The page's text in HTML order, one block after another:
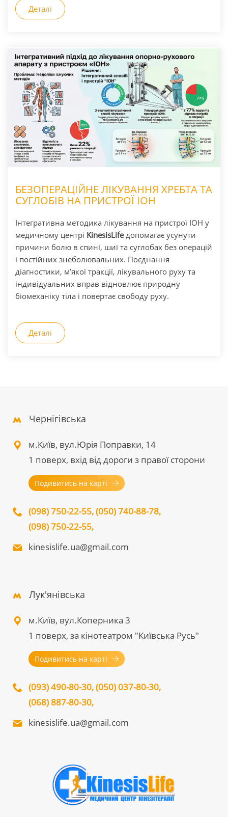
Деталі
БЕЗОПЕРАЦІЙНЕ ЛІКУВАННЯ ХРЕБТА ТА
СУГЛОБІВ НА ПРИСТРОЇ ІОН
Інтегративна методика лікування на пристрої ІОН у
медичному центрі KinesisLifeдопомагає усунути
причини болю в спині, шиї та суглобах без операцій
і постійних знеболювальних. Поєднання
діагностики, м’якої тракції, лікувального руху та
індивідуальних вправ відновлює природну
біомеханіку тіла і повертає свободу руху.
Деталі
Чернігівська
м.Київ, вул.Юрія Поправки, 14
1 поверх, вхід від дороги з правої сторони
Подивитись на карті
(098) 750-22-55,(050) 740-88-78,
(098) 750-22-55,
kinesislife.ua@gmail.com
Лук'янівська
м.Київ, вул.Коперника 3
1 поверх, за кінотеатром "Київська Русь"
Подивитись на карті
(093) 490-80-30,(050) 037-80-30,
(068) 887-80-30,
kinesislife.ua@gmail.com